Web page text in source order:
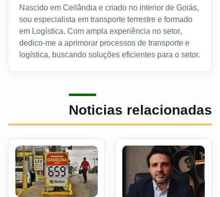
Nascido em Ceilândia e criado no interior de Goiás,
sou especialista em transporte terrestre e formado
em Logística. Com ampla experiência no setor,
dedico-me a aprimorar processos de transporte e
logística, buscando soluções eficientes para o setor.
Noticias relacionadas